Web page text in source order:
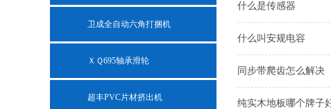
卫成全自动六角打捆机
ＸＱ695轴承滑轮
超丰PVC片材挤出机
什么是传感器
什么叫安规电容
同步带爬齿怎么解决
纯实木地板哪个牌子